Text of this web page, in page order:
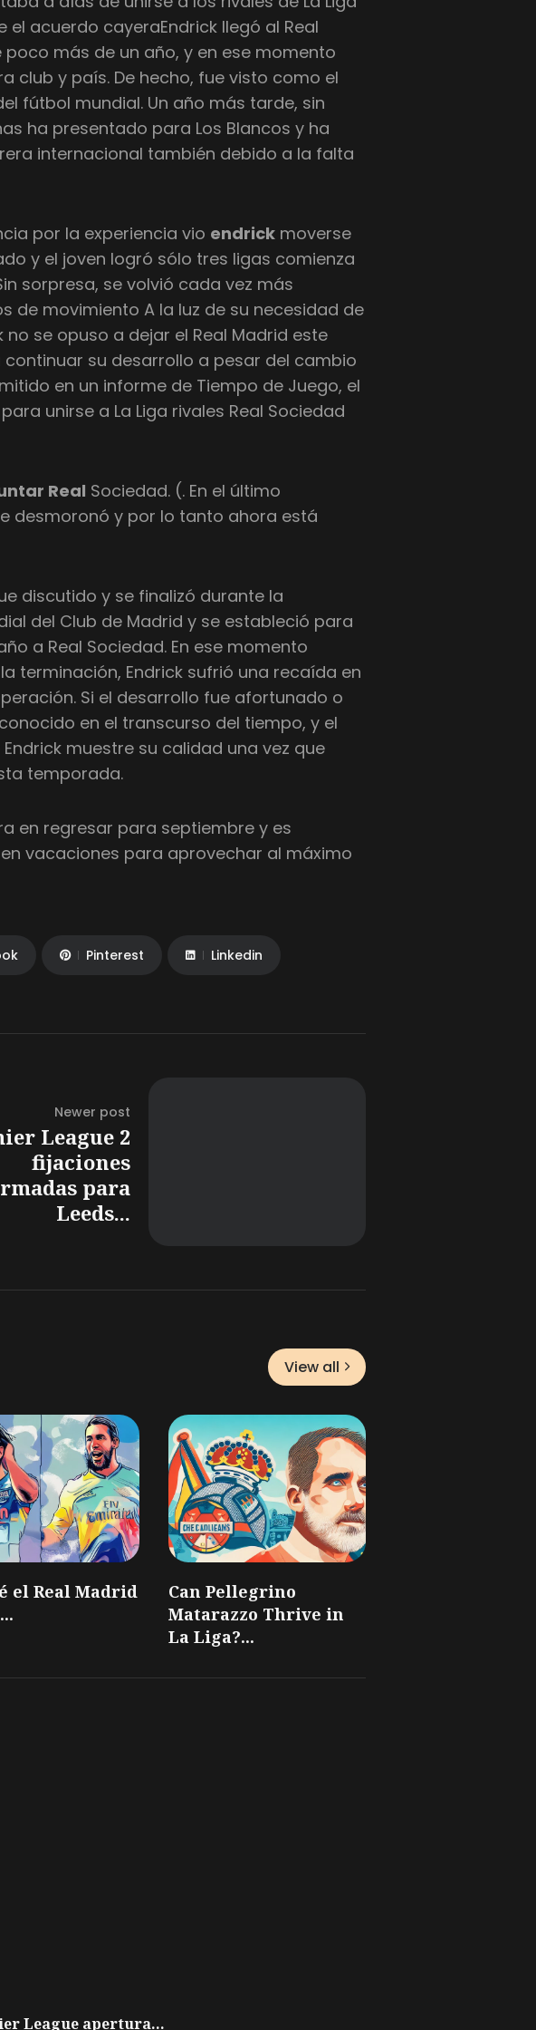
acuerdo cayeraEndrick llegó al Real
más de un año, y en ese momento
club y país. De hecho, fue visto como el
fútbol mundial. Un año más tarde, sin
ha presentado para Los Blancos y ha
internacional también debido a la falta
por la experiencia vio endrick moverse
y el joven logró sólo tres ligas comienza
sorpresa, se volvió cada vez más
de movimiento A la luz de su necesidad de
no se opuso a dejar el Real Madrid este
su desarrollo a pesar del cambio
en un informe de Tiempo de Juego, el
unirse a La Liga rivales Real Sociedad
Real Sociedad. (. En el último
desmoronó y por lo tanto ahora está
discutido y se finalizó durante la
del Club de Madrid y se estableció para
a Real Sociedad. En ese momento
terminación, Endrick sufrió una recaída en
Si el desarrollo fue afortunado o
en el transcurso del tiempo, y el
muestre su calidad una vez que
temporada.
en regresar para septiembre y es
vacaciones para aprovechar al máximo
Pinterest Linkedin
Newer post
League 2
fijaciones
para
Leeds...
View all
el Real Madrid
Can Pellegrino
Matarazzo Thrive in
La Liga?...
League apertura...